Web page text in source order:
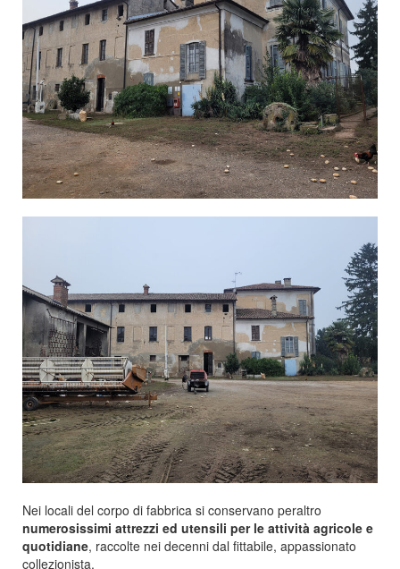
Nei locali del corpo di fabbrica si conservano peraltro
numerosissimi attrezzi ed utensili per le attività agricole e
quotidiane, raccolte nei decenni dal fittabile, appassionato
collezionista.